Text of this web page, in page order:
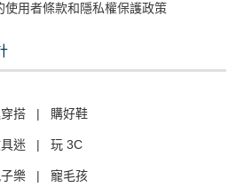
使用者條款和隱私權保護政策
搭 | 購好鞋
迷 | 玩 3C
樂 | 寵毛孩